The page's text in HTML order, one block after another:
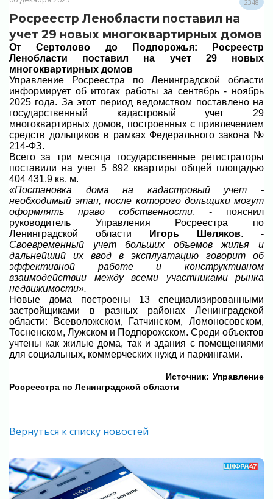
2348
Росреестр Ленобласти поставил на
учет 29 новых многоквартирных домов
От Сертолово до Подпорожья: Росреестр
Ленобласти поставил на учет 29 новых
многоквартирных домов
Управление Росреестра по Ленинградской области
информирует об итогах работы за сентябрь - ноябрь
2025 года. За этот период ведомством поставлено на
государственный кадастровый учет 29
многоквартирных домов, построенных с привлечением
средств дольщиков в рамках Федерального закона №
214-ФЗ.
Всего за три месяца государственные регистраторы
поставили на учет 5 892 квартиры общей площадью
404 431,9 кв. м.
«Постановка дома на кадастровый учет -
необходимый этап, после которого дольщики могут
оформлять право собственности, - пояснил
руководитель Управления Росреестра по
Ленинградской области
Игорь Шеляков. -
Своевременный учет больших объемов жилья и
дальнейший их ввод в эксплуатацию говорит об
эффективной работе и конструктивном
взаимодействии между всеми участниками рынка
недвижимости».
Новые дома построены 13 специализированными
застройщиками в разных районах Ленинградской
области: Всеволожском, Гатчинском, Ломоносовском,
Тосненском, Лужском и Подпорожском. Среди объектов
учтены как жилые дома, так и здания с помещениями
для социальных, коммерческих нужд и паркингами.
Источник:Управление
Росреестра по Ленинградской области
Вернуться к списку новостей